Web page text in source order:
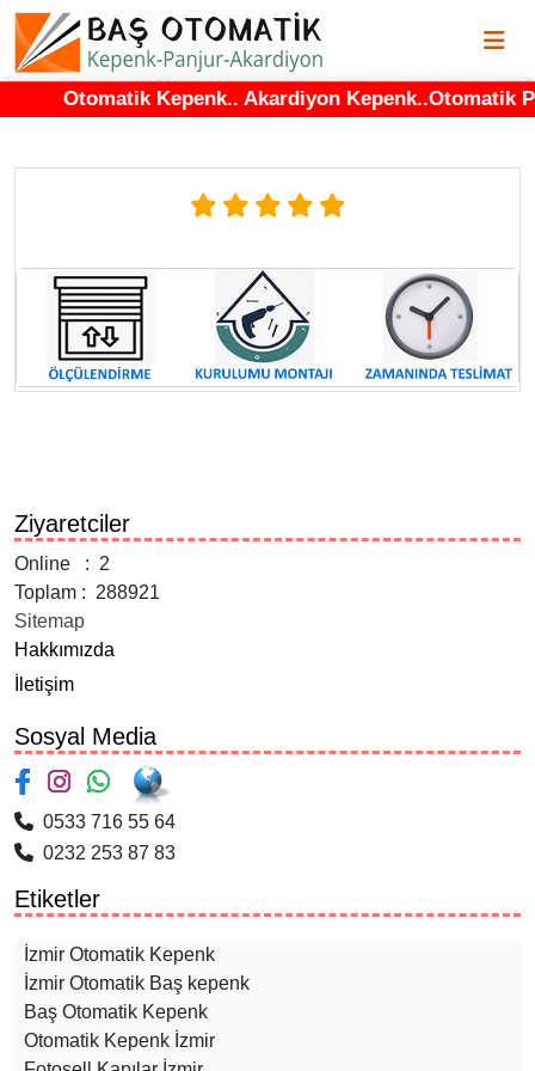
Otomatik Kepenk.. Akardiyon Kepenk..Otomatik
Ziyaretciler
Online : 2
Toplam : 288921
Sitemap
Hakkımızda
İletişim
Sosyal Media
0533 716 55 64
0232 253 87 83
Etiketler
İzmir Otomatik Kepenk
İzmir Otomatik Baş kepenk
Baş Otomatik Kepenk
Otomatik Kepenk İzmir